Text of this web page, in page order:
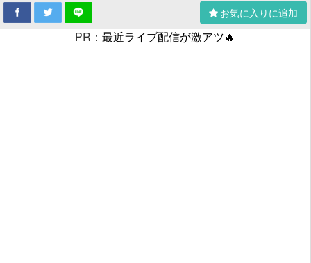
お気に入りに追加
PR： 最近ライブ配信が激アツ🔥